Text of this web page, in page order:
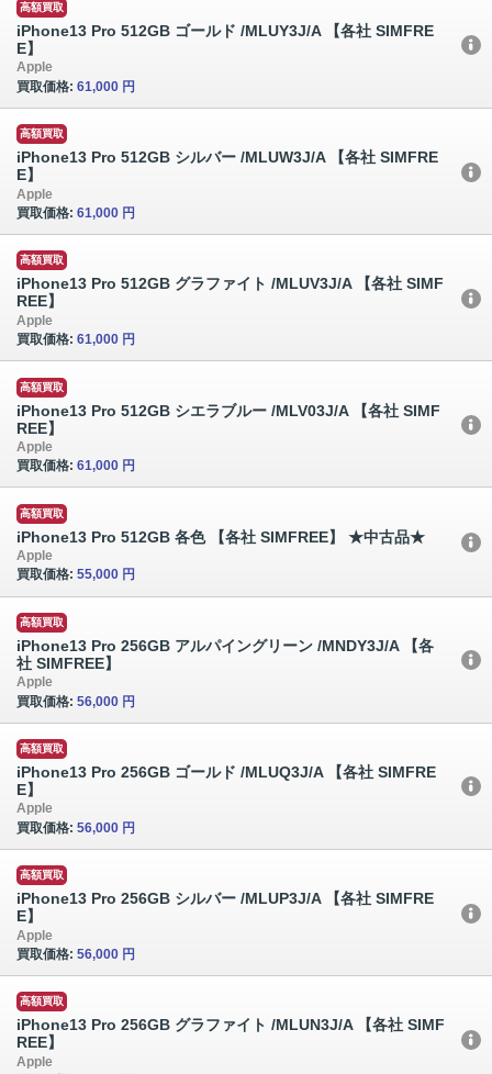
高額買取
iPhone13 Pro 512GB ゴールド /MLUY3J/A 【各社 SIMFRE
E】
Apple
買取価格: 61,000 円
高額買取
iPhone13 Pro 512GB シルバー /MLUW3J/A 【各社 SIMFRE
E】
Apple
買取価格: 61,000 円
高額買取
iPhone13 Pro 512GB グラファイト /MLUV3J/A 【各社 SIMF
REE】
Apple
買取価格: 61,000 円
高額買取
iPhone13 Pro 512GB シエラブルー /MLV03J/A 【各社 SIMF
REE】
Apple
買取価格: 61,000 円
高額買取
iPhone13 Pro 512GB 各色 【各社 SIMFREE】 ★中古品★
Apple
買取価格: 55,000 円
高額買取
iPhone13 Pro 256GB アルパイングリーン /MNDY3J/A 【各
社 SIMFREE】
Apple
買取価格: 56,000 円
高額買取
iPhone13 Pro 256GB ゴールド /MLUQ3J/A 【各社 SIMFRE
E】
Apple
買取価格: 56,000 円
高額買取
iPhone13 Pro 256GB シルバー /MLUP3J/A 【各社 SIMFRE
E】
Apple
買取価格: 56,000 円
高額買取
iPhone13 Pro 256GB グラファイト /MLUN3J/A 【各社 SIMF
REE】
Apple